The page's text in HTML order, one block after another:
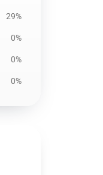
29%
0%
0%
0%